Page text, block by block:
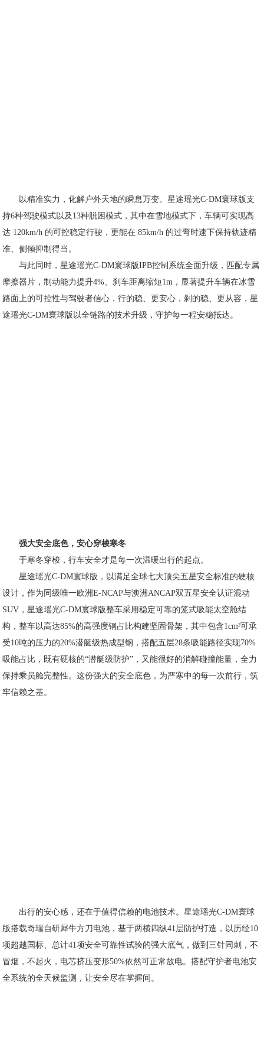
以精准实力，化解户外天地的瞬息万变。星途瑶光C-DM寰球版支
持6种驾驶模式以及13种脱困模式，其中在雪地模式下，车辆可实现高
达 120km/h 的可控稳定行驶，更能在 85km/h 的过弯时速下保持轨迹精
准、侧倾抑制得当。
与此同时，星途瑶光C-DM寰球版IPB控制系统全面升级，匹配专属
摩擦器片，制动能力提升4%、刹车距离缩短1m，显著提升车辆在冰雪
路面上的可控性与驾驶者信心，行的稳、更安心，刹的稳、更从容，星
途瑶光C-DM寰球版以全链路的技术升级，守护每一程安稳抵达。
强大安全底色，安心穿梭寒冬
于寒冬穿梭，行车安全才是每一次温暖出行的起点。
星途瑶光C-DM寰球版，以满足全球七⼤顶尖五星安全标准的硬核
设计，作为同级唯一欧洲E-NCAP与澳洲ANCAP双五星安全认证混动
SUV，星途瑶光C-DM寰球版整车采用稳定可靠的笼式吸能太空舱结
构，整车以高达85%的高强度钢占比构建坚固骨架，其中包含1cm²可承
受10吨的压⼒的20%潜艇级热成型钢，搭配五层28条吸能路径实现70%
吸能占比，既有硬核的“潜艇级防护”，又能很好的消解碰撞能量，全力
保持乘员舱完整性。这份强大的安全底色，为严寒中的每一次前行，筑
牢信赖之基。
出行的安心感，还在于值得信赖的电池技术。星途瑶光C-DM寰球
版搭载奇瑞自研犀牛方刀电池，基于两横四纵41层防护打造，以历经10
项超越国标、总计41项安全可靠性试验的强大底气，做到三针同刺，不
冒烟，不起火，电芯挤压变形50%依然可正常放电。搭配守护者电池安
全系统的全天候监测，让安全尽在掌握间。